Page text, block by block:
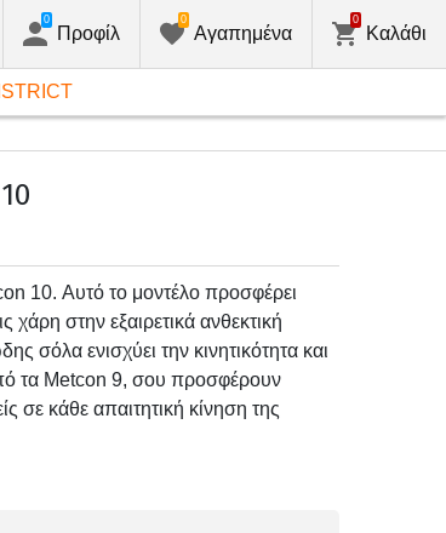
Προφίλ
0
Αγαπημένα
0
Καλάθι
0
10. Αυτό το μοντέλο προσφέρει
χάρη στην εξαιρετικά ανθεκτική
σόλα ενισχύει την κινητικότητα και
τα Metcon 9, σου προσφέρουν
σε κάθε απαιτητική κίνηση της